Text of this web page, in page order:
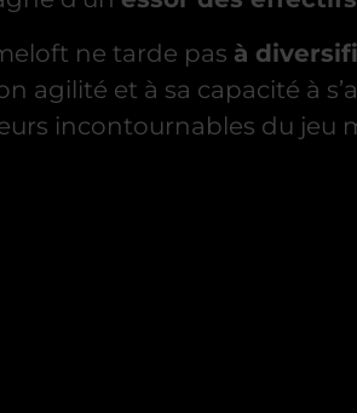
ne tarde pas à
agilité et à sa capacité à
incontournables du jeu